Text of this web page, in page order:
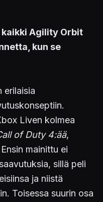
Agility Orbit
kun se
erilaisia
Liven kolmea
of Duty 4:ää,
mainittu ei
sillä peli
ja niistä
Toisessa suurin osa